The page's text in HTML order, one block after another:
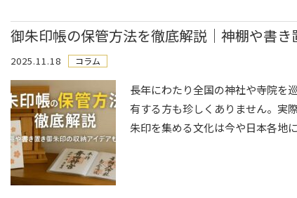
御朱印帳の保管方法を徹底解説｜神棚や書
2025.11.18 コラム
長年にわたり全国の神社や寺院を
有する方も珍しくありません。実
朱印を集める文化は今や日本各地